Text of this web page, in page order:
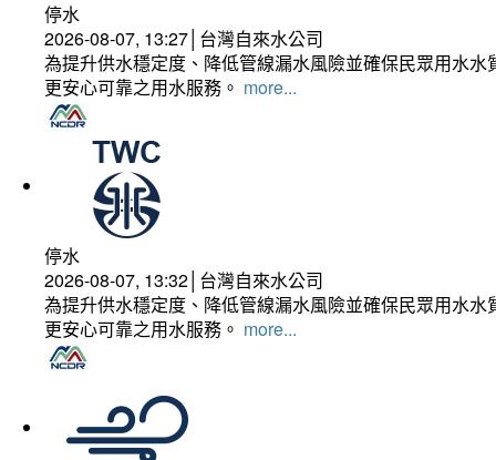
停水
2026-08-07, 13:27│台灣自來水公司
為提升供水穩定度、降低管線漏水風險並確保民眾用水
更安心可靠之用水服務。 more...
停水
2026-08-07, 13:32│台灣自來水公司
為提升供水穩定度、降低管線漏水風險並確保民眾用水
更安心可靠之用水服務。 more...